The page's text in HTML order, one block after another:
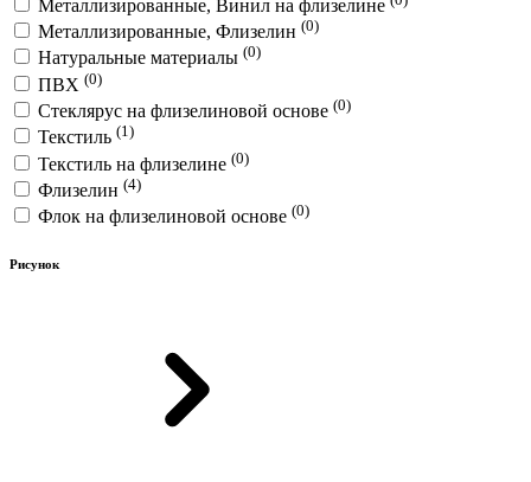
Металлизированные, Винил на флизелине
Металлизированные, Флизелин (0)
Натуральные материалы (0)
ПВХ (0)
Стеклярус на флизелиновой основе (0)
Текстиль (1)
Текстиль на флизелине (0)
Флизелин (4)
Флок на флизелиновой основе (0)
Рисунок